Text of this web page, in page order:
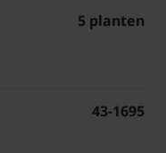
5 planten
43-1695